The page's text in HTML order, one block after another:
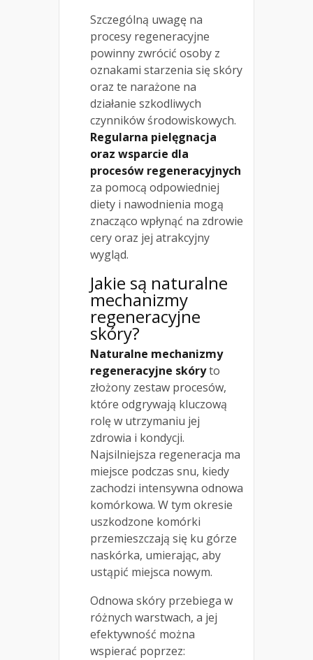
Szczególną uwagę na
procesy regeneracyjne
powinny zwrócić osoby z
oznakami starzenia się skóry
oraz te narażone na
działanie szkodliwych
czynników środowiskowych.
Regularna pielęgnacja
oraz wsparcie dla
procesów regeneracyjnych
za pomocą odpowiedniej
diety i nawodnienia mogą
znacząco wpłynąć na zdrowie
cery oraz jej atrakcyjny
wygląd.
Jakie są naturalne
mechanizmy
regeneracyjne
skóry?
Naturalne mechanizmy
regeneracyjne skóryto
złożony zestaw procesów,
które odgrywają kluczową
rolę w utrzymaniu jej
zdrowia i kondycji.
Najsilniejsza regeneracja ma
miejsce podczas snu, kiedy
zachodzi intensywna odnowa
komórkowa. W tym okresie
uszkodzone komórki
przemieszczają się ku górze
naskórka, umierając, aby
ustąpić miejsca nowym.
Odnowa skóry przebiega w
różnych warstwach, a jej
efektywność można
wspierać poprzez: